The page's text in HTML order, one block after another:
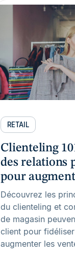
RETAIL
Clienteling
des relations
pour
Découvrez les
du clienteling et
de magasin
client pour
augmenter les